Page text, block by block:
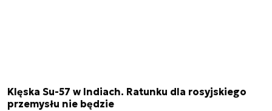
Klęska Su-57 w Indiach. Ratunku dla rosyjskiego
przemysłu nie będzie